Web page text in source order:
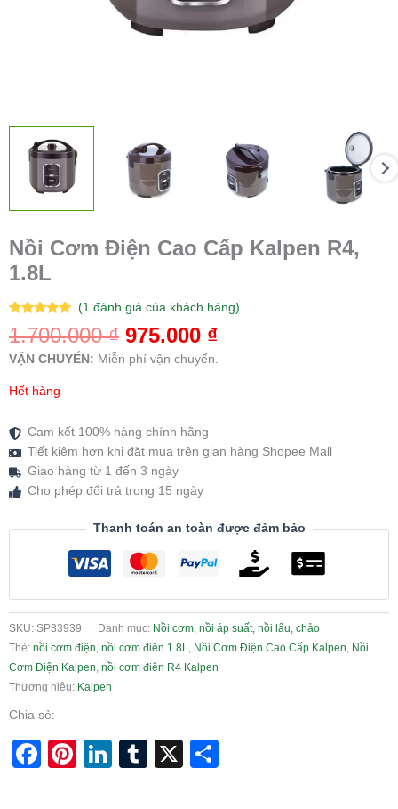
Nồi Cơm Điện Cao Cấp Kalpen R4,
1.8L
5.00trên 5
dựa trên
1
đánh giá
(1đánh giá của khách hàng)
1.700.000₫ 975.000 ₫
VẬN CHUYỂN: Miễn phí vận chuyển.
Hết hàng
Cam kết 100% hàng chính hãng
Tiết kiệm hơn khi đặt mua trên gian hàng Shopee Mall
Giao hàng từ 1 đến 3 ngày
Cho phép đổi trả trong 15 ngày
Thanh toán an toàn được đảm bảo
SKU: SP33939 Danh mục: Nồi cơm, nồi áp suất, nồi lẩu, chảo
Thẻ: nồi cơm điện, nồi cơm điện 1.8L, Nồi Cơm Điện Cao Cấp Kalpen, Nồi
Cơm Điện Kalpen, nồi cơm điện R4 Kalpen
Thương hiệu: Kalpen
Chia sẻ:
Facebook
Pinterest
LinkedIn
Tumblr
X